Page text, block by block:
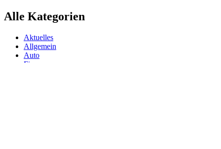
Alle Kategorien
Aktuelles
Allgemein
Auto
Finanzen